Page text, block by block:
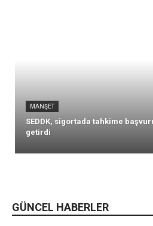
GÜNCEL HABERLER
MANŞET
SEDDK, sigortada tahkime
getirdi